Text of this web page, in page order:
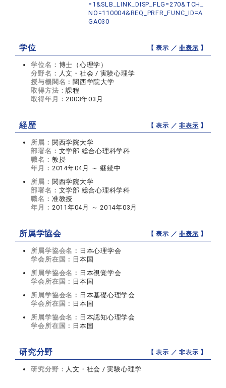
=1&SLB_LINK_DISP_FLG=270&TCH_
NO=110004&REQ_PRFR_FUNC_ID=A
GA030
学位 【 表示 ／非表示 】
学位名： 博士（心理学）
分野名： 人文・社会 / 実験心理学
授与機関名： 関西学院大学
取得方法：課程
取得年月：2003年03月
経歴 【 表示 ／非表示 】
所属： 関西学院大学
部署名： 文学部 総合心理科学科
職名： 教授
年月： 2014年04月 ～ 継続中
所属： 関西学院大学
部署名： 文学部 総合心理科学科
職名： 准教授
年月： 2011年04月 ～ 2014年03月
所属学協会 【 表示 ／非表示 】
所属学協会名： 日本心理学会
学会所在国： 日本国
所属学協会名： 日本視覚学会
学会所在国： 日本国
所属学協会名： 日本基礎心理学会
学会所在国： 日本国
所属学協会名： 日本認知心理学会
学会所在国： 日本国
研究分野 【 表示 ／非表示 】
研究分野： 人文・社会 / 実験心理学